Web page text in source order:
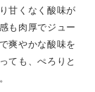
甘くなく酸味が
も肉厚でジュー
爽やかな酸味を
ても、ぺろりと